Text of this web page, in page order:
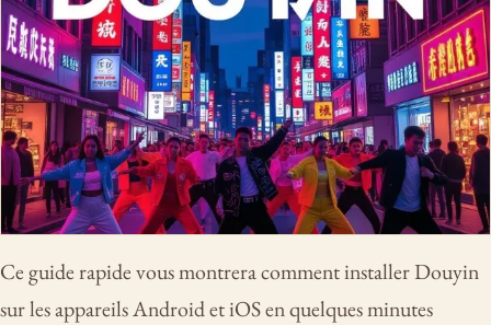
Ce guide rapide vous montrera comment installer Douyin
sur les appareils Android et iOS en quelques minutes